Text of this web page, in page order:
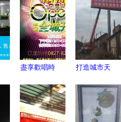
盡享歡唱時
KTV狂歡之
夜！
打造城市天
柱T型牌效
果圖設計與